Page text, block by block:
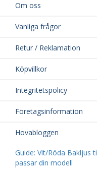
Om oss
Vanliga frågor
Retur / Reklamation
Köpvillkor
Integritetspolicy
Företagsinformation
Hovabloggen
Guide: Vit/Röda Bakljus
passar din modell